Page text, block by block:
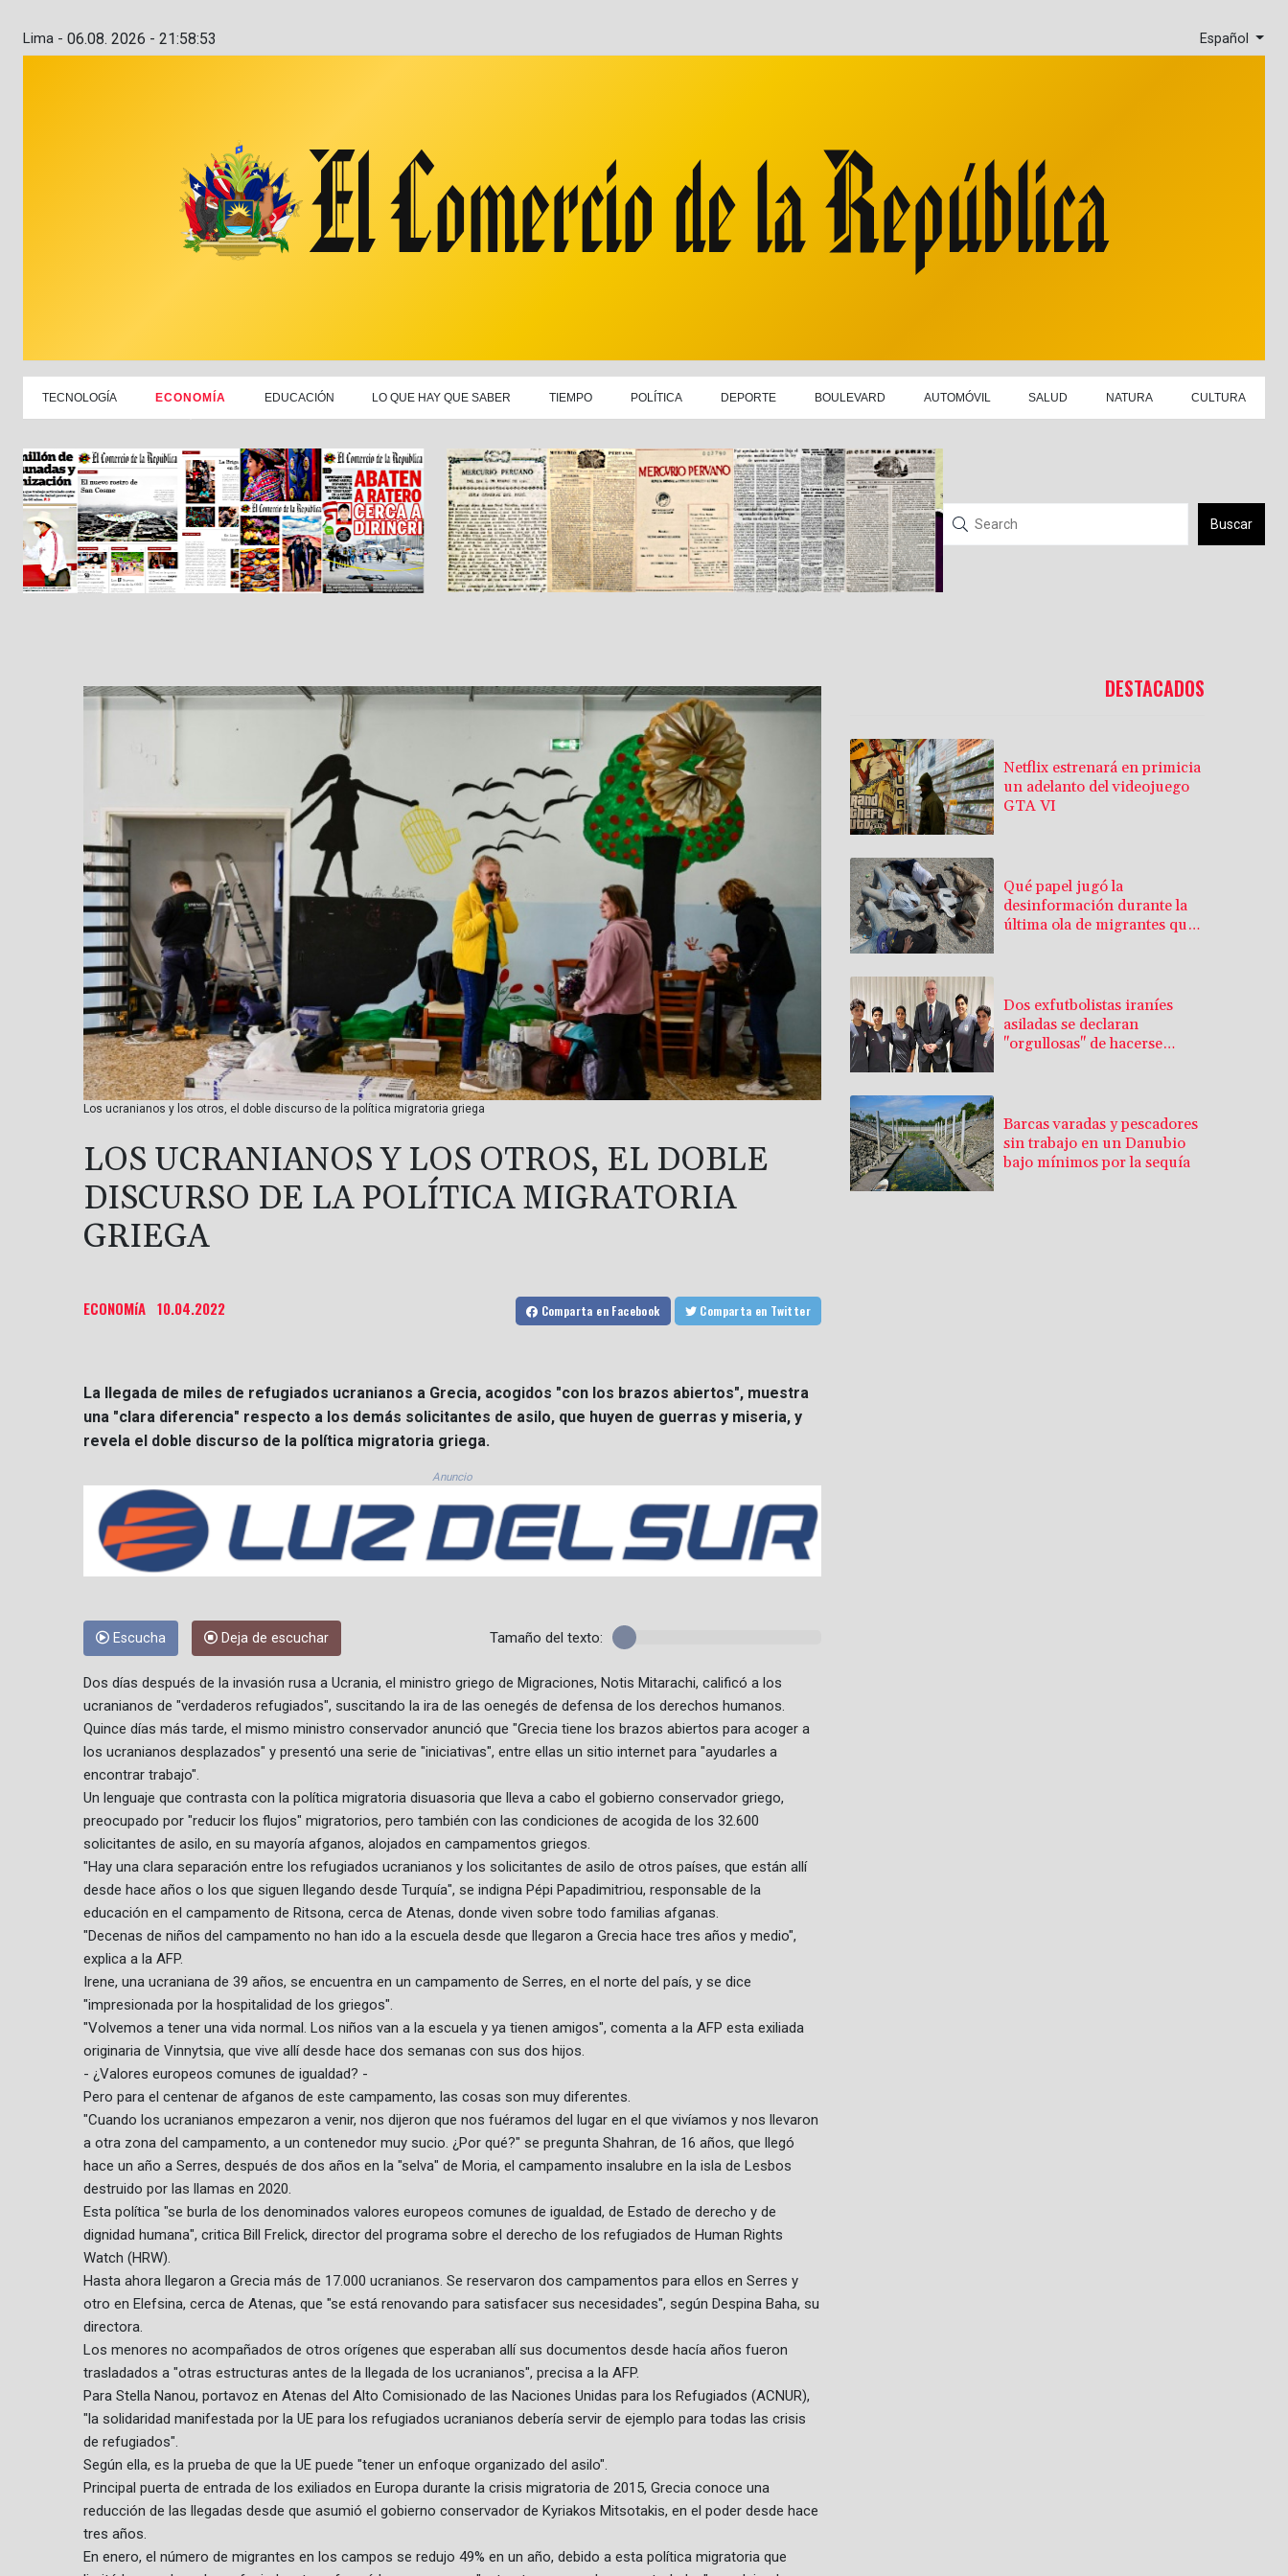
Lima - 06.08. 2026 - 21:58:54 Español
TECNOLOGÍA ECONOMÍA EDUCACIÓN LO QUE HAY QUE SABER TIEMPO POLÍTICA DEPORTE BOULEVARD AUTOMÓVIL SALUD NATURA CULTURA
Buscar
Los ucranianos y los otros, el doble discurso de la política migratoria griega
LOS UCRANIANOS Y LOS OTROS, EL DOBLE
DISCURSO DE LA POLÍTICA MIGRATORIA
GRIEGA
ECONOMíA 10.04.2022 Comparta en Facebook Comparta en Twitter
La llegada de miles de refugiados ucranianos a Grecia, acogidos "con los brazos abiertos", muestra
una "clara diferencia" respecto a los demás solicitantes de asilo, que huyen de guerras y miseria, y
revela el doble discurso de la política migratoria griega.
Anuncio
Escucha Deja de escuchar Tamaño del texto:
Dos días después de la invasión rusa a Ucrania, el ministro griego de Migraciones, Notis Mitarachi, calificó a los
ucranianos de "verdaderos refugiados", suscitando la ira de las oenegés de defensa de los derechos humanos.
Quince días más tarde, el mismo ministro conservador anunció que "Grecia tiene los brazos abiertos para acoger a
los ucranianos desplazados" y presentó una serie de "iniciativas", entre ellas un sitio internet para "ayudarles a
encontrar trabajo".
Un lenguaje que contrasta con la política migratoria disuasoria que lleva a cabo el gobierno conservador griego,
preocupado por "reducir los flujos" migratorios, pero también con las condiciones de acogida de los 32.600
solicitantes de asilo, en su mayoría afganos, alojados en campamentos griegos.
"Hay una clara separación entre los refugiados ucranianos y los solicitantes de asilo de otros países, que están allí
desde hace años o los que siguen llegando desde Turquía", se indigna Pépi Papadimitriou, responsable de la
educación en el campamento de Ritsona, cerca de Atenas, donde viven sobre todo familias afganas.
"Decenas de niños del campamento no han ido a la escuela desde que llegaron a Grecia hace tres años y medio",
explica a la AFP.
Irene, una ucraniana de 39 años, se encuentra en un campamento de Serres, en el norte del país, y se dice
"impresionada por la hospitalidad de los griegos".
"Volvemos a tener una vida normal. Los niños van a la escuela y ya tienen amigos", comenta a la AFP esta exiliada
originaria de Vinnytsia, que vive allí desde hace dos semanas con sus dos hijos.
- ¿Valores europeos comunes de igualdad? -
Pero para el centenar de afganos de este campamento, las cosas son muy diferentes.
"Cuando los ucranianos empezaron a venir, nos dijeron que nos fuéramos del lugar en el que vivíamos y nos llevaron
a otra zona del campamento, a un contenedor muy sucio. ¿Por qué?" se pregunta Shahran, de 16 años, que llegó
hace un año a Serres, después de dos años en la "selva" de Moria, el campamento insalubre en la isla de Lesbos
destruido por las llamas en 2020.
Esta política "se burla de los denominados valores europeos comunes de igualdad, de Estado de derecho y de
dignidad humana", critica Bill Frelick, director del programa sobre el derecho de los refugiados de Human Rights
Watch (HRW).
Hasta ahora llegaron a Grecia más de 17.000 ucranianos. Se reservaron dos campamentos para ellos en Serres y
otro en Elefsina, cerca de Atenas, que "se está renovando para satisfacer sus necesidades", según Despina Baha, su
directora.
Los menores no acompañados de otros orígenes que esperaban allí sus documentos desde hacía años fueron
trasladados a "otras estructuras antes de la llegada de los ucranianos", precisa a la AFP.
Para Stella Nanou, portavoz en Atenas del Alto Comisionado de las Naciones Unidas para los Refugiados (ACNUR),
"la solidaridad manifestada por la UE para los refugiados ucranianos debería servir de ejemplo para todas las crisis
de refugiados".
Según ella, es la prueba de que la UE puede "tener un enfoque organizado del asilo".
Principal puerta de entrada de los exiliados en Europa durante la crisis migratoria de 2015, Grecia conoce una
reducción de las llegadas desde que asumió el gobierno conservador de Kyriakos Mitsotakis, en el poder desde hace
tres años.
En enero, el número de migrantes en los campos se redujo 49% en un año, debido a esta política migratoria que
DESTACADOS
Netflix estrenará en primicia
un adelanto del videojuego
GTA VI
Qué papel jugó la
desinformación durante la
última ola de migrantes que
Dos exfutbolistas iraníes
asiladas se declaran
"orgullosas" de hacerse
Barcas varadas y pescadores
sin trabajo en un Danubio
bajo mínimos por la sequía